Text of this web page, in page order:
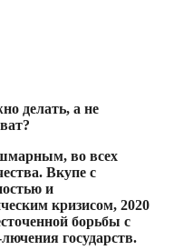
делать, а не
во всех
Вкупе с
и
кризисом, 2020
борьбы с
государств.